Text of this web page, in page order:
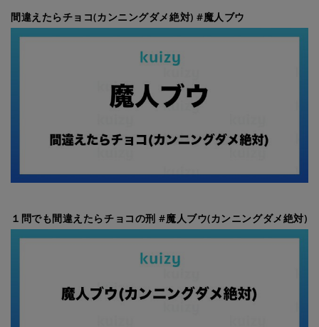
間違えたらチョコ(カンニングダメ絶対) #魔人ブウ
１問でも間違えたらチョコの刑 #魔人ブウ(カンニングダメ絶対)